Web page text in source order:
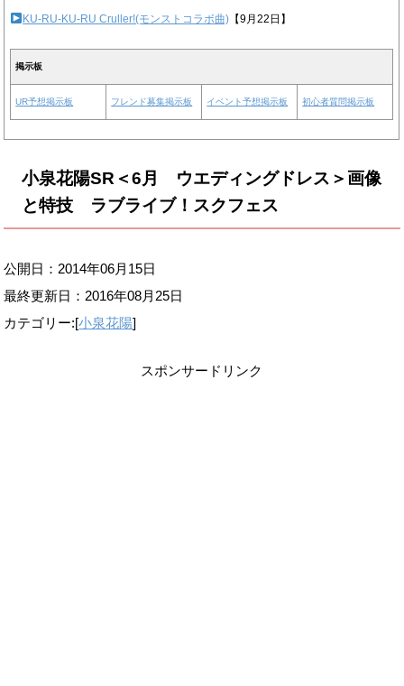
KU-RU-KU-RU Cruller!(モンストコラボ曲) 【9月22日】
掲示板
UR予想掲示板 フレンド募集掲示板 イベント予想掲示板 初心者質問掲示板
小泉花陽SR＜6月 ウエディングドレス＞画像
と特技 ラブライブ！スクフェス
公開日：2014年06月15日
最終更新日： 2016年08月25日
カテゴリー:[小泉花陽]
スポンサードリンク